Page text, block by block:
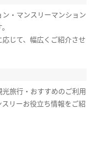
・マンスリーマンション
じて、幅広くご紹介させ
旅行・おすすめのご利用
リーお役立ち情報をご紹